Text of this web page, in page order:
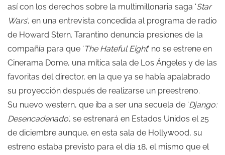
así con los derechos sobre la multimillonaria saga ‘Star
Wars‘, en una entrevista concedida al programa de radio
de Howard Stern. Tarantino denuncia presiones de la
compañía para que ‘ The Hateful Eight‘ no se estrene en
Cinerama Dome, una mítica sala de Los Ángeles y de las
favoritas del director, en la que ya se había apalabrado
su proyección después de realizarse un preestreno.
Su nuevo western, que iba a ser una secuela de ‘Django:
Desencadenado‘, se estrenará en Estados Unidos el 25
de diciembre aunque, en esta sala de Hollywood, su
estreno estaba previsto para el día 18, el mismo que el